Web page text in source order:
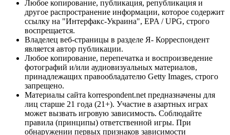
Любое копирование, публикация, републикация и
другое распространение информации, которое содержит
ссылку на "Интерфакс-Украина", EPA / UPG, строго
воспрещается.
Владелец веб-страницы в разделе Я- Корреспондент
является автор публикации.
Любое копирование, перепечатка и воспроизведение
фотографий и/или аудиовизуальных материалов,
принадлежащих правообладателю Getty Images, строго
запрещено.
Материалы сайта korrespondent.net предназначены для
лиц старше 21 года (21+). Участие в азартных играх
может вызвать игровую зависимость. Соблюдайте
правила (принципы) ответственной игры. При
обнаружении первых признаков зависимости